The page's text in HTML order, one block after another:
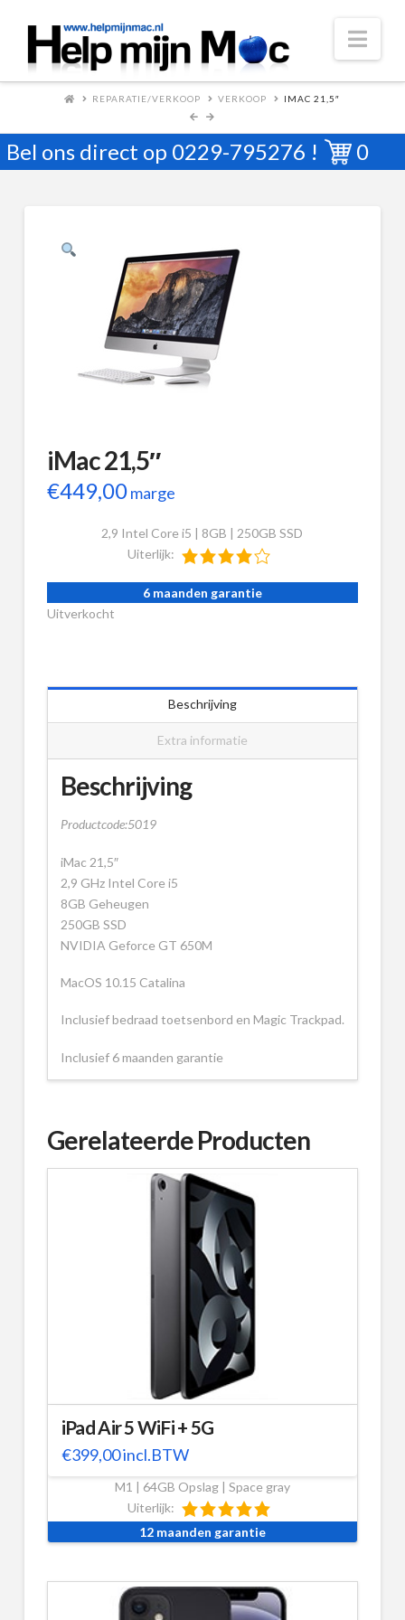
REPARATIE/VERKOOP VERKOOP IMAC 21,5″
Bel ons direct op 0229-795276 ! 0
iMac 21,5″
€449,00marge
2,9 Intel Core i5 | 8GB | 250GB SSD
Uiterlijk:
6 maanden garantie
Uitverkocht
Beschrijving
Extra informatie
Beschrijving
Productcode:5019
iMac 21,5″
2,9 GHz Intel Core i5
8GB Geheugen
250GB SSD
NVIDIA Geforce GT 650M
MacOS 10.15 Catalina
Inclusief bedraad toetsenbord en Magic Trackpad.
Inclusief 6 maanden garantie
Gerelateerde Producten
iPad Air 5 WiFi + 5G
€399,00incl.BTW
M1 | 64GB Opslag | Space gray
Uiterlijk:
12 maanden garantie